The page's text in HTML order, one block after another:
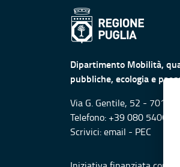
Dipartimento Mobilità,
pubbliche, ecologia e
Via G. Gentile, 52 - 70126
Telefono: +39 080 5406829
Scrivici:email - PEC